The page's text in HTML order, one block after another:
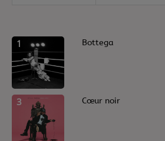
CK RADIO Line-up
PODCASTS
Cultur'Ciné - Jean Meurice
1 Bottega
3 Cœur noir